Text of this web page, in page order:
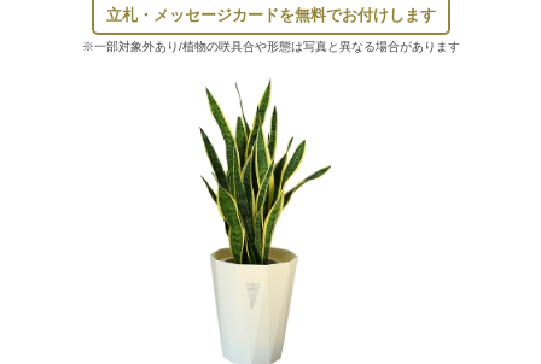
立札・メッセージカードを無料でお付けします
※一部対象外あり/植物の咲具合や形態は写真と異なる場合があります